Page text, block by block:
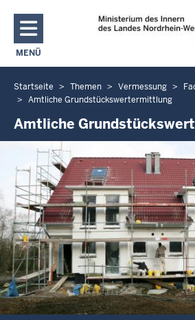
Direkt zum
MENÜ
NAVIGATION AKTIVIEREN/DEAKTIVIEREN:
Sie
befinden
sich
hier
Startseite Themen Vermessung
Amtliche Grundstückswertermittlung
Amtliche